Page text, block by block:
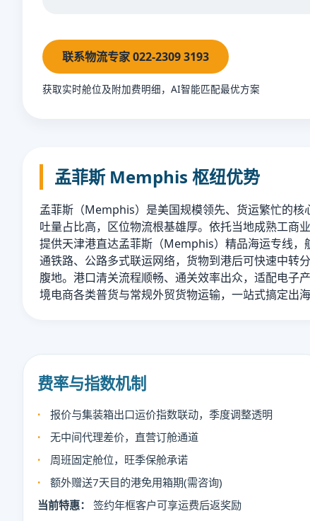
联系物流专家 022-2309 3193
获取实时舱位及附加费明细，AI智能匹配最优方案
孟菲斯 Memphis 枢纽优势
孟菲斯（Memphis）是美国规模领先、货运繁忙的核
吐量占比高，区位物流根基雄厚。依托当地成熟工商
提供天津港直达孟菲斯（Memphis）精品海运专线，
通铁路、公路多式联运网络，货物到港后可快速中转
腹地。港口清关流程顺畅、通关效率出众，适配电子
境电商各类普货与常规外贸货物运输，一站式搞定出海
费率与指数机制
报价与集装箱出口运价指数联动，季度调整透明
无中间代理差价，直营订舱通道
周班固定舱位，旺季保舱承诺
额外赠送7天目的港免用箱期(需咨询)
当前特惠：
签约年框客户可享运费后返奖励